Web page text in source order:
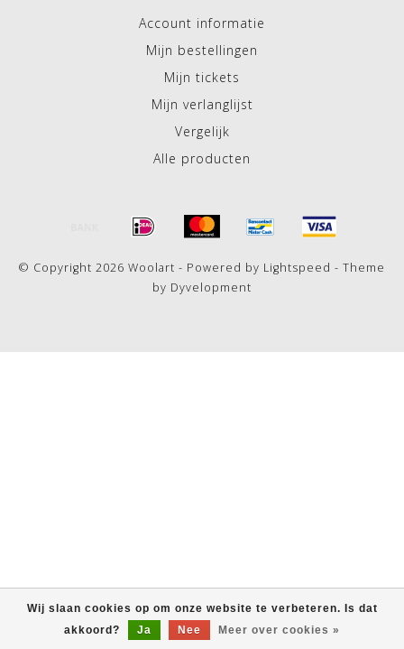
Wij slaan cookies op om onze website te verbeteren. Is dat
akkoord?
Ja Nee Meer over cookies »
Account informatie
Mijn bestellingen
Mijn tickets
Mijn verlanglijst
Vergelijk
Alle producten
© Copyright 2026 Woolart - Powered by Lightspeed - Theme
by Dyvelopment